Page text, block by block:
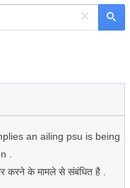
×
an ailing psu is being
.
करने के मामले से संबंधित है .